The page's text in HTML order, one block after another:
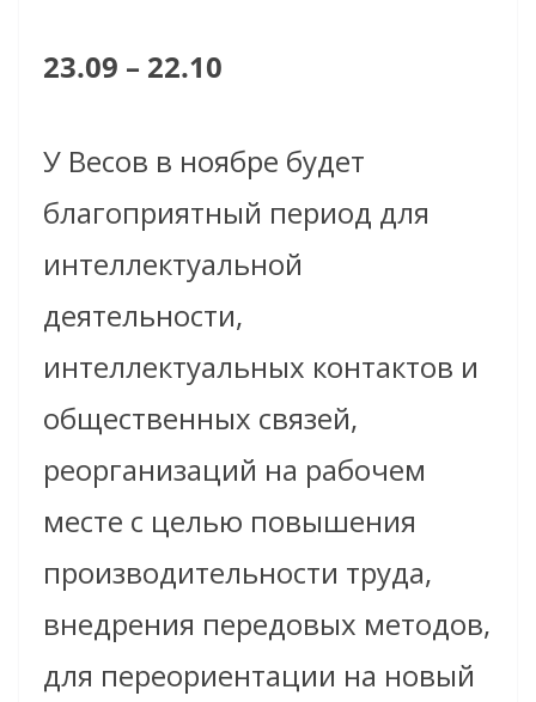
23.09 – 22.10
У Весов в ноябре будет
благоприятный период для
интеллектуальной
деятельности,
интеллектуальных контактов и
общественных связей,
реорганизаций на рабочем
месте с целью повышения
производительности труда,
внедрения передовых методов,
для переориентации на новый